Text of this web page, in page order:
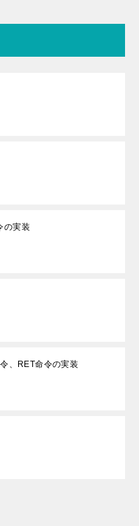
の実装
、RET命令の実装